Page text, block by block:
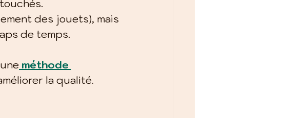
des jouets), mais
de temps.
méthode
la qualité.